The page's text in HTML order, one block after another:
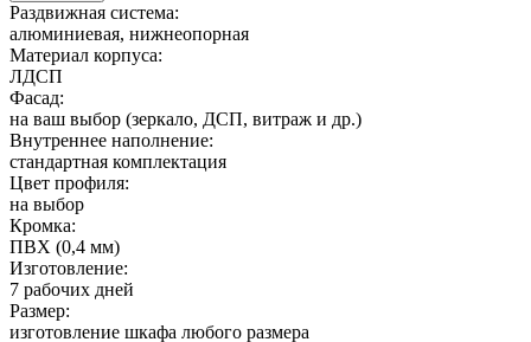
Раздвижная система:
алюминиевая, нижнеопорная
Материал корпуса:
ЛДСП
Фасад:
на ваш выбор (зеркало, ДСП, витраж и др.)
Внутреннее наполнение:
стандартная комплектация
Цвет профиля:
на выбор
Кромка:
ПВХ (0,4 мм)
Изготовление:
7 рабочих дней
Размер:
изготовление шкафа любого размера